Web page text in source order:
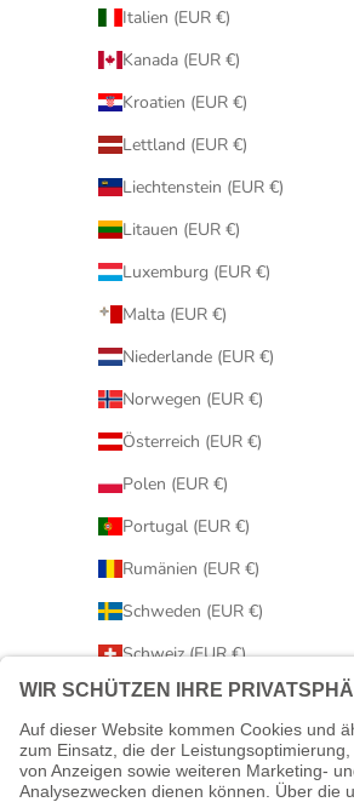
Italien (EUR €)
Kanada (EUR €)
Kroatien (EUR €)
Lettland (EUR €)
Liechtenstein (EUR €)
Litauen (EUR €)
Luxemburg (EUR €)
Malta (EUR €)
Niederlande (EUR €)
Norwegen (EUR €)
Österreich (EUR €)
Polen (EUR €)
Portugal (EUR €)
Rumänien (EUR €)
Schweden (EUR €)
Schweiz (EUR €)
Serbien (EUR €)
Slowakei (EUR €)
Slowenien (EUR €)